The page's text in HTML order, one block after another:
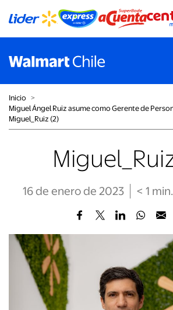
Inicio ˃
Miguel Ángel Ruiz asume como Gerente de
Miguel_Ruiz (2)
16 de enero de 2023 < 1 min